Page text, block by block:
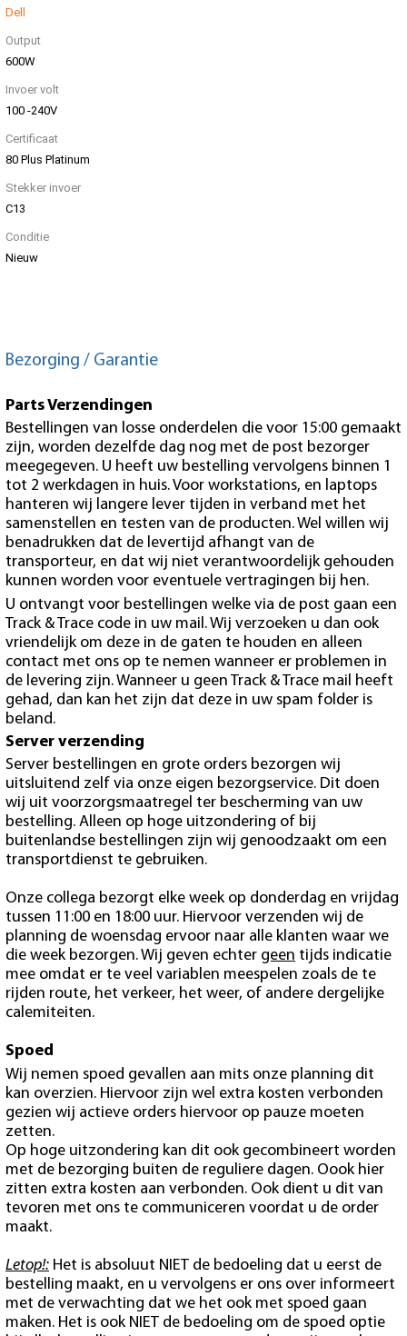
Dell
Output
600W
Invoer volt
100 -240V
Certificaat
80 Plus Platinum
Stekker invoer
C13
Conditie
Nieuw
Bezorging / Garantie
Parts Verzendingen
Bestellingen van losse onderdelen die voor 15:00 gemaakt
zijn, worden dezelfde dag nog met de post bezorger
meegegeven. U heeft uw bestelling vervolgens binnen 1
tot 2 werkdagen in huis. Voor workstations, en laptops
hanteren wij langere lever tijden in verband met het
samenstellen en testen van de producten. Wel willen wij
benadrukken dat de levertijd afhangt van de
transporteur, en dat wij niet verantwoordelijk gehouden
kunnen worden voor eventuele vertragingen bij hen.
U ontvangt voor bestellingen welke via de post gaan een
Track & Trace code in uw mail. Wij verzoeken u dan ook
vriendelijk om deze in de gaten te houden en alleen
contact met ons op te nemen wanneer er problemen in
de levering zijn. Wanneer u geen Track & Trace mail heeft
gehad, dan kan het zijn dat deze in uw spam folder is
beland.
Server verzending
Server bestellingen en grote orders bezorgen wij
uitsluitend zelf via onze eigen bezorgservice. Dit doen
wij uit voorzorgsmaatregel ter bescherming van uw
bestelling. Alleen op hoge uitzondering of bij
buitenlandse bestellingen zijn wij genoodzaakt om een
transportdienst te gebruiken.
Onze collega bezorgt elke week op donderdag en vrijdag
tussen 11:00 en 18:00 uur. Hiervoor verzenden wij de
planning de woensdag ervoor naar alle klanten waar we
die week bezorgen. Wij geven echter geen tijds indicatie
mee omdat er te veel variablen meespelen zoals de te
rijden route, het verkeer, het weer, of andere dergelijke
calemiteiten.
Spoed
Wij nemen spoed gevallen aan mits onze planning dit
kan overzien. Hiervoor zijn wel extra kosten verbonden
gezien wij actieve orders hiervoor op pauze moeten
zetten.
Op hoge uitzondering kan dit ook gecombineert worden
met de bezorging buiten de reguliere dagen. Oook hier
zitten extra kosten aan verbonden. Ook dient u dit van
tevoren met ons te communiceren voordat u de order
maakt.
Letop!: Het is absoluut NIET de bedoeling dat u eerst de
bestelling maakt, en u vervolgens er ons over informeert
met de verwachting dat we het ook met spoed gaan
maken. Het is ook NIET de bedoeling om de spoed optie